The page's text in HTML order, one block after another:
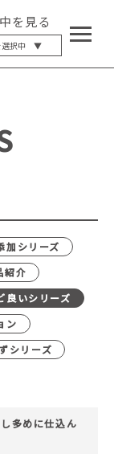
を見る
選択中 ▼
加シリーズ
紹介
良いシリーズ
ン
シリーズ
多めに仕込ん